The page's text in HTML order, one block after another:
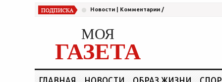
Новости Комментарии /
МОЯ
ГАЗЕТА